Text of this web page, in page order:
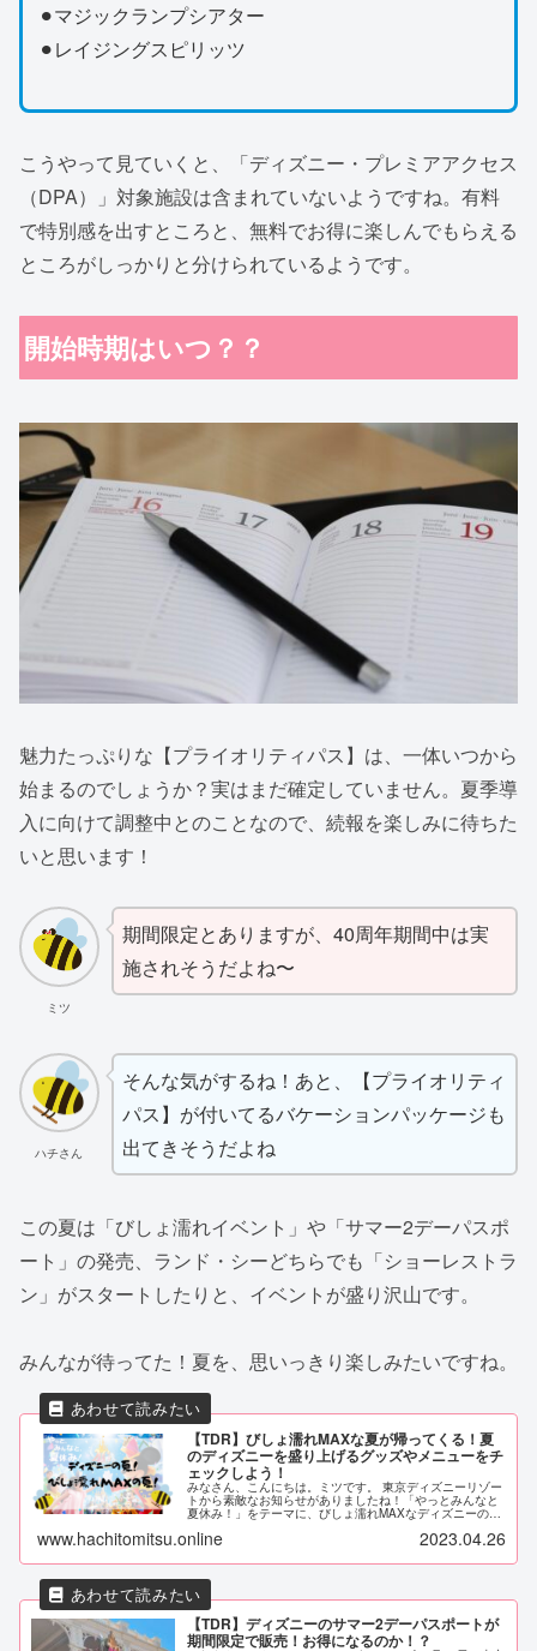
⚫︎マジックランプシアター
⚫︎レイジングスピリッツ
こうやって見ていくと、「ディズニー・プレミアアクセス
（DPA）」対象施設は含まれていないようですね。有料
で特別感を出すところと、無料でお得に楽しんでもらえる
ところがしっかりと分けられているようです。
開始時期はいつ？？
魅力たっぷりな【プライオリティパス】は、一体いつから
始まるのでしょうか？実はまだ確定していません。夏季導
入に向けて調整中とのことなので、続報を楽しみに待ちた
いと思います！
ミツ
期間限定とありますが、40周年期間中は実
施されそうだよね〜
ハチさん
そんな気がするね！あと、【プライオリティ
パス】が付いてるバケーションパッケージも
出てきそうだよね
この夏は「びしょ濡れイベント」や「サマー2デーパスポ
ート」の発売、ランド・シーどちらでも「ショーレストラ
ン」がスタートしたりと、イベントが盛り沢山です。
みんなが待ってた！夏を、思いっきり楽しみたいですね。
【TDR】びしょ濡れMAXな夏が帰ってくる！夏
のディズニーを盛り上げるグッズやメニューをチ
ェックしよう！
みなさん、こんにちは。ミツです。 東京ディズニーリゾー
トから素敵なお知らせがありましたね！「やっとみんなと
夏休み！」をテーマに、びしょ濡れMAXなディズニーの夏
がやってきます。 東京ディズニーリゾート公式Twitterより
2023年7月4...
www.hachitomitsu.online 2023.04.26
【TDR】ディズニーのサマー2デーパスポートが
期間限定で販売！お得になるのか！？